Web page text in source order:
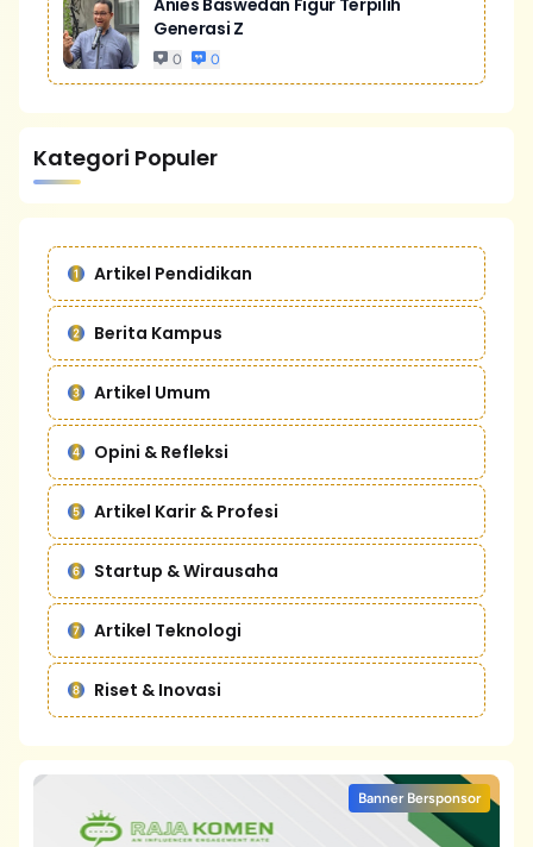
Generasi Z
0 0
Kategori Populer
Artikel Pendidikan
Berita Kampus
Artikel Umum
Opini & Refleksi
Artikel Karir & Profesi
Startup & Wirausaha
Artikel Teknologi
Riset & Inovasi
Banner Bersponsor